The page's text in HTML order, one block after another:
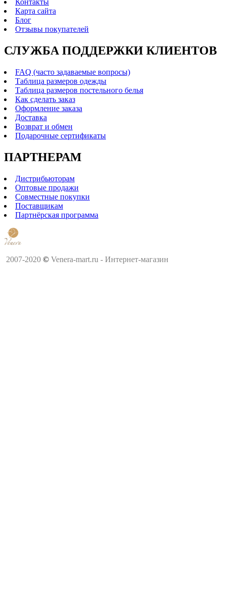
Контакты
Карта сайта
Блог
Отзывы покупателей
СЛУЖБА ПОДДЕРЖКИ КЛИЕНТОВ
FAQ (часто задаваемые вопросы)
Таблица размеров одежды
Таблица размеров постельного белья
Как сделать заказ
Оформление заказа
Доставка
Возврат и обмен
Подарочные сертификаты
ПАРТНЕРАМ
Дистрибьюторам
Оптовые продажи
Совместные покупки
Поставщикам
Партнёрская программа
2007-2020 © Venera-mart.ru - Интернет-магазин